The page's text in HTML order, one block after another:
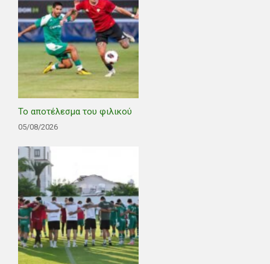
Το αποτέλεσμα του φιλικού
05/08/2026